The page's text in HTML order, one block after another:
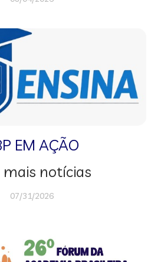
EM AÇÃO
mais notícias
07/31/2026